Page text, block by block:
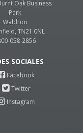
Oak Business
Park
Waldron
TN21 0NL
058-2856